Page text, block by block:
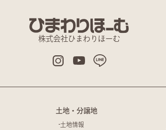
株式会社ひまわりほーむ
土地・分譲地
土地情報